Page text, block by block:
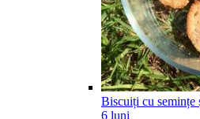
Biscuiți cu semințe
6 luni